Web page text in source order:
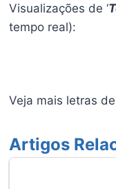
Visualizações de ‘
tempo real):
Veja mais letras
Artigos